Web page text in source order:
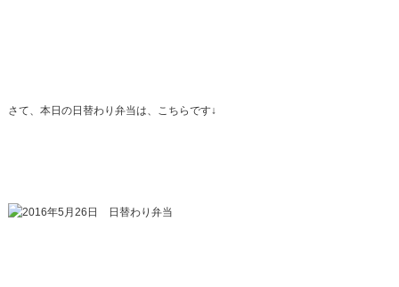
さて、本日の日替わり弁当は、こちらです↓